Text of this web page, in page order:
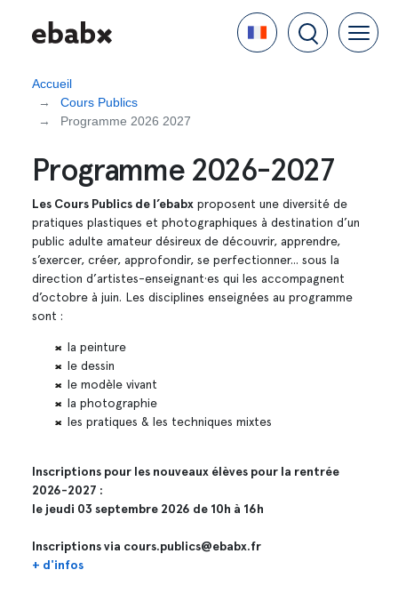
contenu
Language
Accueil
Cours Publics
Programme 2026 2027
Programme 2026-2027
Les Cours Publics de l’ebabx proposent une diversité de
pratiques plastiques et photographiques à destination d’un
public adulte amateur désireux de découvrir, apprendre,
s’exercer, créer, approfondir, se perfectionner... sous la
direction d’artistes-enseignant·es qui les accompagnent
d’octobre à juin. Les disciplines enseignées au programme
sont :
la peinture
le dessin
le modèle vivant
la photographie
les pratiques & les techniques mixtes
Inscriptions pour les nouveaux élèves pour la rentrée
2026-2027 :
le jeudi 03 septembre 2026 de 10h à 16h
Inscriptions via cours.publics@ebabx.fr
+ d'infos